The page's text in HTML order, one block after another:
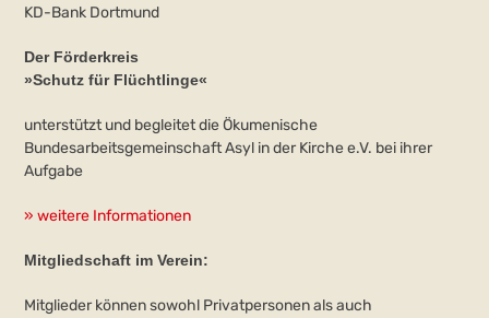
KD-Bank Dortmund
Der Förderkreis
»Schutz für Flüchtlinge«
unterstützt und begleitet die Ökumenische
Bundesarbeitsgemeinschaft Asyl in der Kirche e.V. bei ihrer
Aufgabe
» weitere Informationen
Mitgliedschaft im Verein:
Mitglieder können sowohl Privatpersonen als auch